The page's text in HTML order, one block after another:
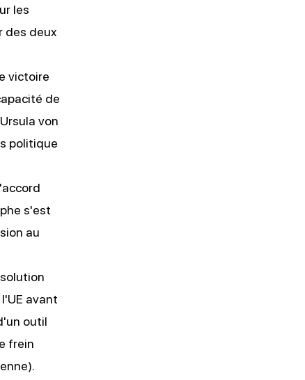
les
des deux
victoire
de
von
politique
s'est
au
avant
outil
frein